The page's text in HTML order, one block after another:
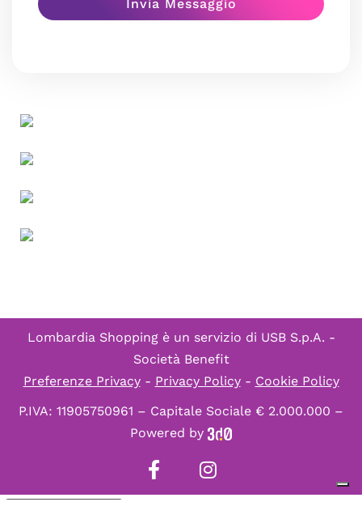
Lombardia Shopping è un servizio di USB S.p.A. -
Società Benefit
Preferenze Privacy- Privacy Policy- Cookie Policy
P.IVA: 11905750961 – Capitale Sociale € 2.000.000 –
Powered by